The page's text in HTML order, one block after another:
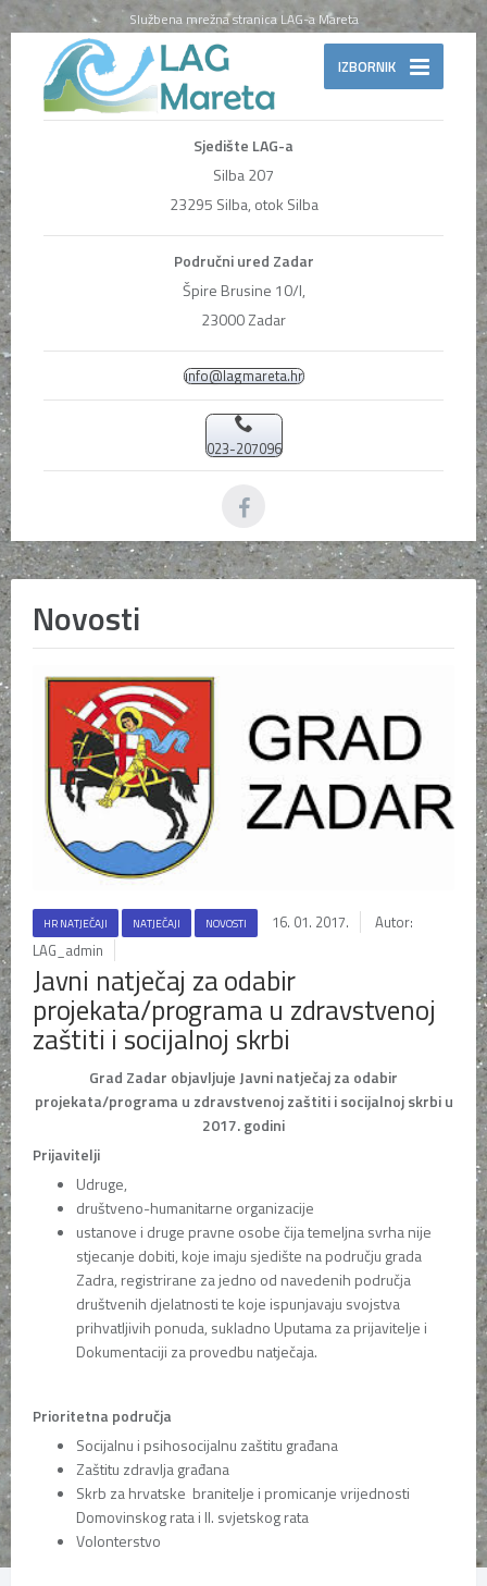
Službena mrežna stranica LAG-a Mareta
IZBORNIK
Sjedište LAG-a
Silba 207
23295 Silba, otok Silba
Područni ured Zadar
Špire Brusine 10/I,
23000 Zadar
info@lagmareta.hr
023-207096
Novosti
HR NATJEČAJI NATJEČAJI NOVOSTI 16. 01. 2017.
Autor:
LAG_admin
Javni natječaj za odabir
projekata/programa u zdravstvenoj
zaštiti i socijalnoj skrbi
Grad Zadar objavljuje Javni natječaj za odabir
projekata/programa u zdravstvenoj zaštiti i socijalnoj skrbi u
2017. godini
Prijavitelji
Udruge,
društveno-humanitarne organizacije
ustanove i druge pravne osobe čija temeljna svrha nije
stjecanje dobiti, koje imaju sjedište na području grada
Zadra, registrirane za jedno od navedenih područja
društvenih djelatnosti te koje ispunjavaju svojstva
prihvatljivih ponuda, sukladno Uputama za prijavitelje i
Dokumentaciji za provedbu natječaja.
Prioritetna područja
Socijalnu i psihosocijalnu zaštitu građana
Zaštitu zdravlja građana
Skrb za hrvatske branitelje i promicanje vrijednosti
Domovinskog rata i II. svjetskog rata
Volonterstvo